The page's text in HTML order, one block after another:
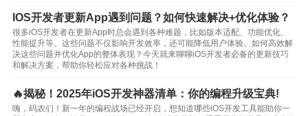
IOS开发者更新App遇到问题？如何快速解决+优化体验？
很多iOS开发者在更新App时总会遇到各种难题，比如版本适配、功能优化、
性能提升等。这些问题不仅影响开发效率，还可能降低用户体验。如何高效解
决这些问题并优化App的整体表现？今天就来聊聊iOS开发者必备的更新技巧
和解决方案，帮助你轻松应对各种挑战！
🔥揭秘！2025年iOS开发神器清单：你的编程升级宝典!
嗨，码农们！新一年的编程战场已经开启，想知道哪些iOS开发工具能助你一